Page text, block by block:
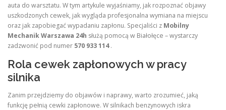
auta do warsztatu. W tym artykule wyjaśniamy, jak rozpoznać objawy
uszkodzonych cewek, jak wygląda profesjonalna wymiana na miejscu
oraz jak zapobiegać wypadaniu zapłonu. Specjaliści z Mobilny
Mechanik Warszawa 24h służą pomocą w Białołęce – wystarczy
zadzwonić pod numer 570 933 114.
Rola cewek zapłonowych w pracy
silnika
Zanim przejdziemy do objawów i naprawy, warto zrozumieć, jaką
funkcję pełnią cewki zapłonowe. W silnikach benzynowych iskra